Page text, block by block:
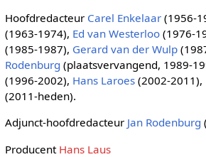
Hoofdredacteur Carel Enkelaar(1956-
(1963-1974), Ed van Westerloo(1976-
(1985-1987), Gerard van der Wulp
Rodenburg (plaatsvervangend, 1989-
(1996-2002), Hans Laroes(2002-2011),
(2011-heden).
Adjunct-hoofdredacteur Jan Rodenburg
Producent Hans Laus